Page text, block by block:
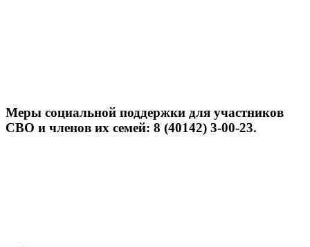
Меры социальной поддержки для участников
СВО и членов их семей: 8 (40142) 3-00-23.